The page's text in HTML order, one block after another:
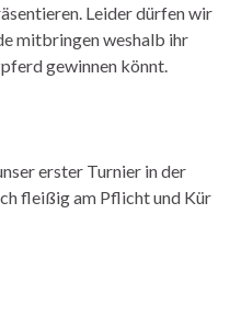
Leider dürfen wir
mitbringen weshalb ihr
gewinnen könnt.
erster Turnier in der
fleißig am Pflicht und Kür